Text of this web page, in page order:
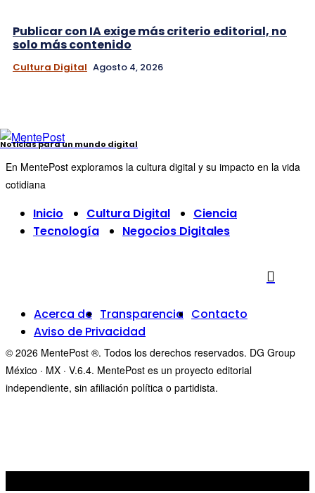
Publicar con IA exige más criterio editorial, no
solo más contenido
Cultura Digital Agosto 4, 2026
Noticias para un mundo digital
En MentePost exploramos la cultura digital y su impacto en la vida
cotidiana
Inicio Cultura Digital
Ciencia
Tecnología
Negocios Digitales
Acerca de Transparencia Contacto
Aviso de Privacidad
© 2026 MentePost ®. Todos los derechos reservados. DG Group
México · MX · V.6.4. MentePost es un proyecto editorial
independiente, sin afiliación política o partidista.